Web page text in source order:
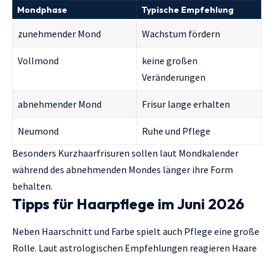
Mondphase Typische Empfehlung
zunehmender Mond Wachstum fördern
Vollmond
keine großen
Veränderungen
abnehmender Mond Frisur lange erhalten
Neumond
Ruhe und Pflege
Besonders Kurzhaarfrisuren sollen laut Mondkalender
während des abnehmenden Mondes länger ihre Form
behalten.
Tipps für Haarpflege im Juni 2026
Neben Haarschnitt und Farbe spielt auch Pflege eine große
Rolle. Laut astrologischen Empfehlungen reagieren Haare